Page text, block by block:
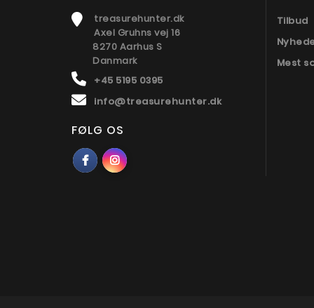
treasurehunter.dk
Axel Gruhns vej 16
8270 Aarhus S
Danmark
+45 5195 0395
info@treasurehunter.dk
FØLG OS
Tilbud
Mest